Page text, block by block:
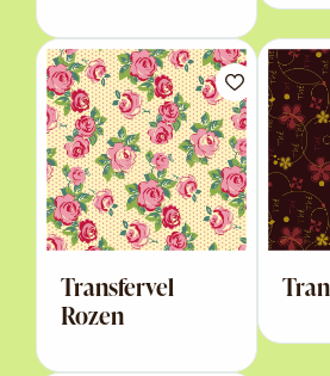
Transfervel
Rozen